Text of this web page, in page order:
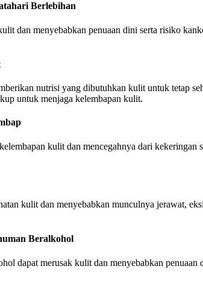
Berlebihan
dan menyebabkan penuaan dini serta risiko
nutrisi yang dibutuhkan kulit untuk tetap
untuk menjaga kelembapan kulit.
kulit dan mencegahnya dari
kulit dan menyebabkan munculnya jerawat,
Beralkohol
dapat merusak kulit dan menyebabkan